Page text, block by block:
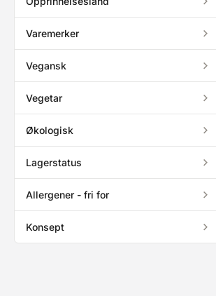
Varemerker
Vegansk
Vegetar
Økologisk
Lagerstatus
Allergener - fri for
Konsept